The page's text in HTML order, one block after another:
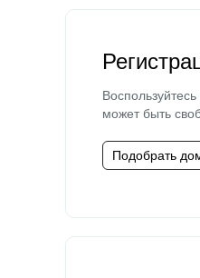
может быть
Подобрать